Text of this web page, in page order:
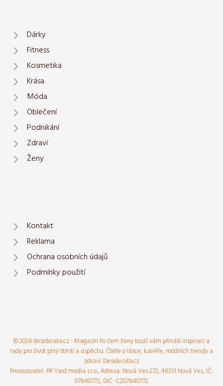
Dárky
Fitness
Kosmetika
Krása
Móda
Oblečení
Podnikání
Zdraví
Ženy
Kontakt
Reklama
Ochrana osobních údajů
Podmínky použití
© 2026 desiderata.cz - Magazín Po čem ženy touží vám přináší inspiraci a
rady pro život plný štěstí a úspěchu. Čtěte o lásce, kariéře, módních trendy a
zdraví. Desiderata.cz
Provozovatel: PR Yard media s.r.o., Adresa: Nová Ves 272, 46331 Nová Ves, IČ:
07840772, DIČ: CZ07840772